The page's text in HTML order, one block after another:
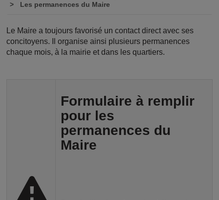
Les permanences du Maire
Le Maire a toujours favorisé un contact direct avec ses
concitoyens. Il organise ainsi plusieurs permanences
chaque mois, à la mairie et dans les quartiers.
Formulaire à remplir
pour les
permanences du
Maire